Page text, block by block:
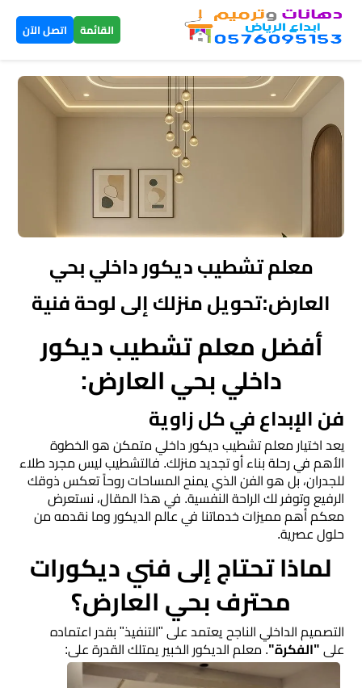
القائمة اتصل الآن ×
الرئيسية
دهانات
داخلية
تركيب
تركيب
ديكور
فوم
الرياض
بناء
ملاحق
الرياض
خشب
شيبورد
معلم تشطيب ديكور داخلي بحي
العارض:تحويل منزلك إلى لوحة فنية
أفضل معلم تشطيب ديكور
داخلي بحي العارض:
فن الإبداع في كل زاوية
​يعد اختيار معلم تشطيب ديكور داخلي متمكن هو الخطوة
الأهم في رحلة بناء أو تجديد منزلك. فالتشطيب ليس مجرد طلاء
للجدران، بل هو الفن الذي يمنح المساحات روحاً تعكس ذوقك
الرفيع وتوفر لك الراحة النفسية. في هذا المقال، نستعرض
معكم أهم مميزات خدماتنا في عالم الديكور وما نقدمه من
حلول عصرية.
​لماذا تحتاج إلى فني ديكورات
محترف بحي العارض؟
​التصميم الداخلي الناجح يعتمد على "التنفيذ" بقدر اعتماده
على"الفكرة". معلم الديكور الخبير يمتلك القدرة على: